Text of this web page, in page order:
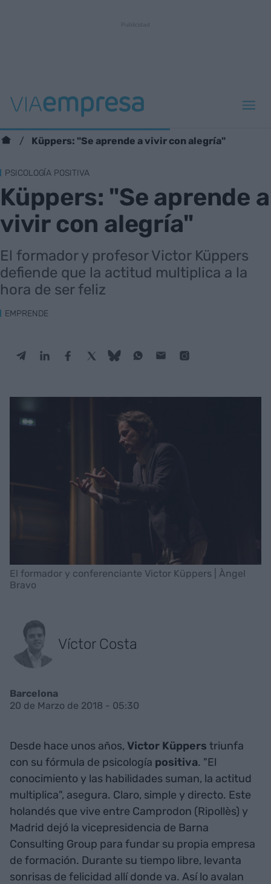
Küppers: "Se aprende a vivir con alegría"
PSICOLOGÍA POSITIVA
Küppers: "Se aprende a
vivir con alegría"
El formador y profesor Victor Küppers
defiende que la actitud multiplica a la
hora de ser feliz
EMPRENDE
El formador y conferenciante Victor Küppers | Àngel
Bravo
Víctor Costa
Barcelona
20 de Marzo de 2018 - 05:30
Desde hace unos años, Victor Küppers triunfa
con su fórmula de psicología positiva. "El
conocimiento y las habilidades suman, la actitud
multiplica", asegura. Claro, simple y directo. Este
holandés que vive entre Camprodon (Ripollès) y
Madrid dejó la vicepresidencia de Barna
Consulting Group para fundar su propia empresa
de formación. Durante su tiempo libre, levanta
sonrisas de felicidad allí donde va. Así lo avalan